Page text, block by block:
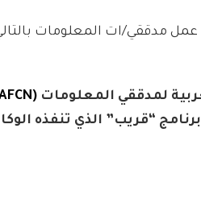
عمل مدققي/ات المعلومات
لمدققي المعلومات (AFCN)
“قريب” الذي تنفذه